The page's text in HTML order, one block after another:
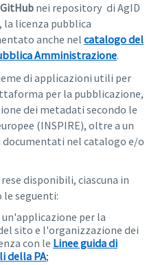
nei repository di AgID
, la licenza pubblica
anche nel catalogo del
Amministrazione.
di applicazioni utili per
per la pubblicazione,
dei metadati secondo le
(INSPIRE), oltre a un
nel catalogo e/o
disponibili, ciascuna in
le seguenti:
un'applicazione per la
sito e l'organizzazione dei
con le Linee guida di
della PA;